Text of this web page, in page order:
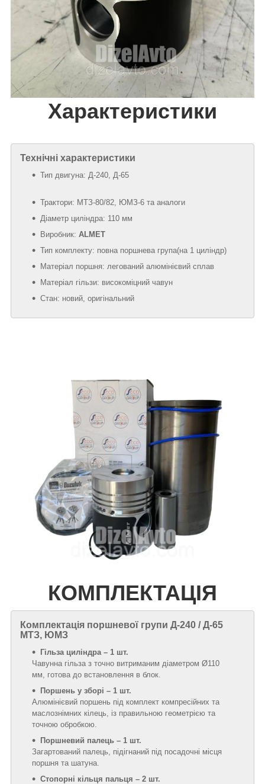
Характеристики
Технічні характеристики
Тип двигуна: Д-240, Д-65
Трактори: МТЗ-80/82, ЮМЗ-6 та аналоги
Діаметр циліндра: 110 мм
Виробник: ALMET
Тип комплекту: повна поршнева група(на 1 циліндр)
Матеріал поршня: легований алюмінієвий сплав
Матеріал гільзи: високоміцний чавун
Стан: новий, оригінальний
КОМПЛЕКТАЦІЯ
Комплектація поршневої групи Д-240 / Д-65
МТЗ, ЮМЗ
Гільза циліндра – 1 шт.
Чавунна гільза з точно витриманим діаметром Ø110
мм, готова до встановлення в блок.
Поршень у зборі – 1 шт.
Алюмінієвий поршень під комплект компресійних та
маслознімних кілець, із правильною геометрією та
точною обробкою.
Поршневий палець – 1 шт.
Загартований палець, підігнаний під посадочні місця
поршня та шатуна.
Стопорні кільця пальця – 2 шт.